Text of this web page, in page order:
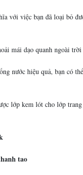
với việc bạn đã loại bỏ
mái dạo quanh ngoài
nước hiệu quả, bạn có
lớp kem lót cho lớp
tao